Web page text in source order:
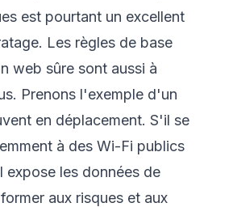
est pourtant un excellent
Les règles de base
web sûre sont aussi à
Prenons l'exemple d'un
en déplacement. S'il se
à des Wi-Fi publics
expose les données de
aux risques et aux